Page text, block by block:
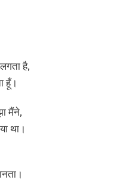
है,
हूँ।
मैंने,
था।